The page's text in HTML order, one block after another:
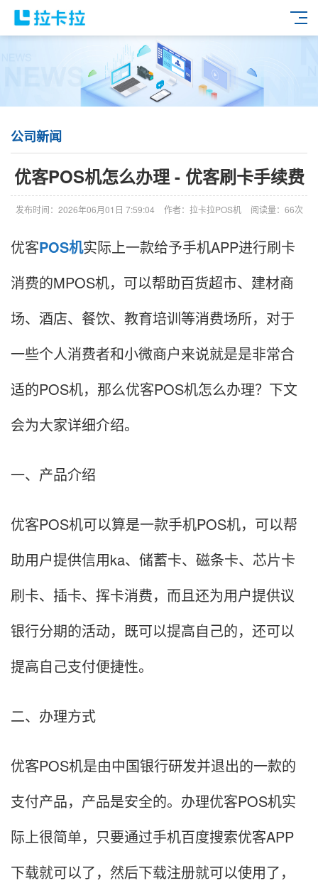
公司新闻
优客POS机怎么办理 - 优客刷卡手续费
发布时间：2026年06月01日 7:59:04 作者：拉卡拉POS机 阅读量：66次
优客POS机实际上一款给予手机APP进行刷卡
消费的MPOS机，可以帮助百货超市、建材商
场、酒店、餐饮、教育培训等消费场所，对于
一些个人消费者和小微商户来说就是是非常合
适的POS机，那么优客POS机怎么办理？下文
会为大家详细介绍。
一、产品介绍
优客POS机可以算是一款手机POS机，可以帮
助用户提供信用ka、储蓄卡、磁条卡、芯片卡
刷卡、插卡、挥卡消费，而且还为用户提供议
银行分期的活动，既可以提高自己的，还可以
提高自己支付便捷性。
二、办理方式
优客POS机是由中国银行研发并退出的一款的
支付产品，产品是安全的。办理优客POS机实
际上很简单，只要通过手机百度搜索优客APP
下载就可以了，然后下载注册就可以使用了，